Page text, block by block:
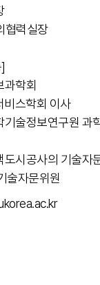
협력실장
과학회
비스학회 이사
기술정보연구원 과
도시공사의 기술자
술자문위원